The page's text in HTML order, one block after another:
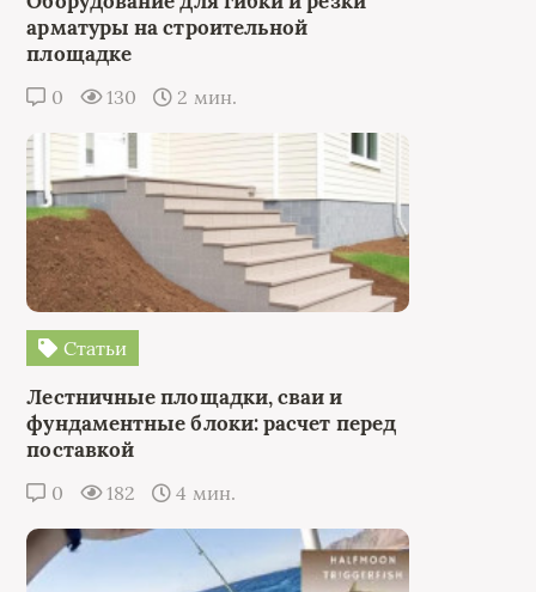
арматуры на строительной
площадке
0 130 2 мин.
Статьи
Лестничные площадки, сваи и
фундаментные блоки: расчет перед
поставкой
0 182 4 мин.